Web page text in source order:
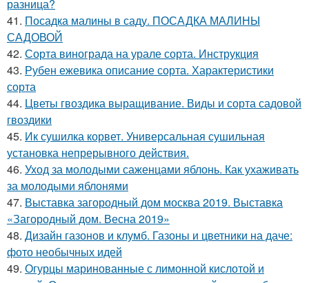
разница?
41. Посадка малины в саду. ПОСАДКА МАЛИНЫ
САДОВОЙ
42. Сорта винограда на урале сорта. Инструкция
43. Рубен ежевика описание сорта. Характеристики
сорта
44. Цветы гвоздика выращивание. Виды и сорта садовой
гвоздики
45. Ик сушилка корвет. Универсальная сушильная
установка непрерывного действия.
46. Уход за молодыми саженцами яблонь. Как ухаживать
за молодыми яблонями
47. Выставка загородный дом москва 2019. Выставка
«Загородный дом. Весна 2019»
48. Дизайн газонов и клумб. Газоны и цветники на даче:
фото необычных идей
49. Огурцы маринованные с лимонной кислотой и